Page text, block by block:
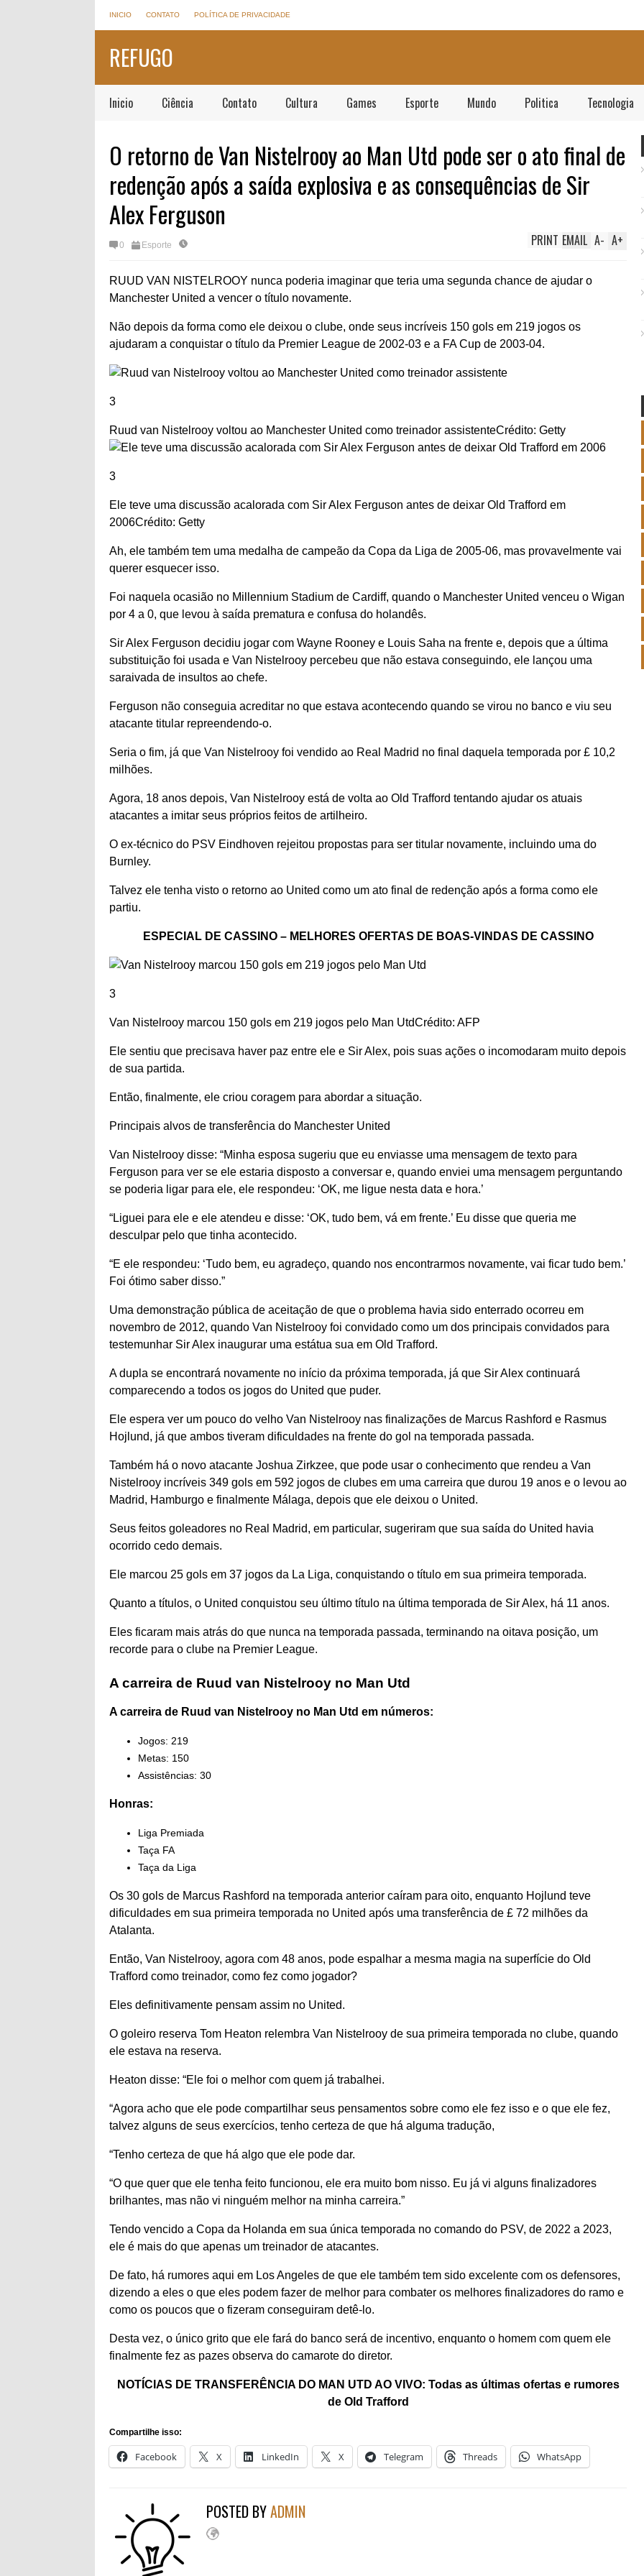
INICIO CONTATO POLÍTICA DE PRIVACIDADE
REFUGO
Inicio Ciência Contato Cultura Games Esporte Mundo Politica Tecnologia
O retorno de Van Nistelrooy ao Man Utd pode ser o ato final de
redenção após a saída explosiva e as consequências de Sir
Alex Ferguson
0 Esporte A+
A-
EMAIL
PRINT
RUUD VAN NISTELROOY nunca poderia imaginar que teria uma segunda chance de ajudar o
Manchester United a vencer o título novamente.
Não depois da forma como ele deixou o clube, onde seus incríveis 150 gols em 219 jogos os
ajudaram a conquistar o título da Premier League de 2002-03 e a FA Cup de 2003-04.
3
Ruud van Nistelrooy voltou ao Manchester United como treinador assistenteCrédito: Getty
3
Ele teve uma discussão acalorada com Sir Alex Ferguson antes de deixar Old Trafford em
2006Crédito: Getty
Ah, ele também tem uma medalha de campeão da Copa da Liga de 2005-06, mas provavelmente vai
querer esquecer isso.
Foi naquela ocasião no Millennium Stadium de Cardiff, quando o Manchester United venceu o Wigan
por 4 a 0, que levou à saída prematura e confusa do holandês.
Sir Alex Ferguson decidiu jogar com Wayne Rooney e Louis Saha na frente e, depois que a última
substituição foi usada e Van Nistelrooy percebeu que não estava conseguindo, ele lançou uma
saraivada de insultos ao chefe.
Ferguson não conseguia acreditar no que estava acontecendo quando se virou no banco e viu seu
atacante titular repreendendo-o.
Seria o fim, já que Van Nistelrooy foi vendido ao Real Madrid no final daquela temporada por £ 10,2
milhões.
Agora, 18 anos depois, Van Nistelrooy está de volta ao Old Trafford tentando ajudar os atuais
atacantes a imitar seus próprios feitos de artilheiro.
O ex-técnico do PSV Eindhoven rejeitou propostas para ser titular novamente, incluindo uma do
Burnley.
Talvez ele tenha visto o retorno ao United como um ato final de redenção após a forma como ele
partiu.
ESPECIAL DE CASSINO – MELHORES OFERTAS DE BOAS-VINDAS DE CASSINO
3
Van Nistelrooy marcou 150 gols em 219 jogos pelo Man UtdCrédito: AFP
Ele sentiu que precisava haver paz entre ele e Sir Alex, pois suas ações o incomodaram muito depois
de sua partida.
Então, finalmente, ele criou coragem para abordar a situação.
Principais alvos de transferência do Manchester United
Van Nistelrooy disse: “Minha esposa sugeriu que eu enviasse uma mensagem de texto para
Ferguson para ver se ele estaria disposto a conversar e, quando enviei uma mensagem perguntando
se poderia ligar para ele, ele respondeu: ‘OK, me ligue nesta data e hora.’
“Liguei para ele e ele atendeu e disse: ‘OK, tudo bem, vá em frente.’ Eu disse que queria me
desculpar pelo que tinha acontecido.
“E ele respondeu: ‘Tudo bem, eu agradeço, quando nos encontrarmos novamente, vai ficar tudo bem.’
Foi ótimo saber disso.”
Uma demonstração pública de aceitação de que o problema havia sido enterrado ocorreu em
novembro de 2012, quando Van Nistelrooy foi convidado como um dos principais convidados para
testemunhar Sir Alex inaugurar uma estátua sua em Old Trafford.
A dupla se encontrará novamente no início da próxima temporada, já que Sir Alex continuará
comparecendo a todos os jogos do United que puder.
Ele espera ver um pouco do velho Van Nistelrooy nas finalizações de Marcus Rashford e Rasmus
Hojlund, já que ambos tiveram dificuldades na frente do gol na temporada passada.
Também há o novo atacante Joshua Zirkzee, que pode usar o conhecimento que rendeu a Van
Nistelrooy incríveis 349 gols em 592 jogos de clubes em uma carreira que durou 19 anos e o levou ao
Madrid, Hamburgo e finalmente Málaga, depois que ele deixou o United.
Seus feitos goleadores no Real Madrid, em particular, sugeriram que sua saída do United havia
ocorrido cedo demais.
Ele marcou 25 gols em 37 jogos da La Liga, conquistando o título em sua primeira temporada.
Quanto a títulos, o United conquistou seu último título na última temporada de Sir Alex, há 11 anos.
Eles ficaram mais atrás do que nunca na temporada passada, terminando na oitava posição, um
recorde para o clube na Premier League.
A carreira de Ruud van Nistelrooy no Man Utd
A carreira de Ruud van Nistelrooy no Man Utd em números:
Jogos: 219
Metas: 150
Assistências: 30
Honras:
Liga Premiada
Taça FA
Taça da Liga
Os 30 gols de Marcus Rashford na temporada anterior caíram para oito, enquanto Hojlund teve
dificuldades em sua primeira temporada no United após uma transferência de £ 72 milhões da
Atalanta.
Então, Van Nistelrooy, agora com 48 anos, pode espalhar a mesma magia na superfície do Old
Trafford como treinador, como fez como jogador?
Eles definitivamente pensam assim no United.
O goleiro reserva Tom Heaton relembra Van Nistelrooy de sua primeira temporada no clube, quando
ele estava na reserva.
Heaton disse: “Ele foi o melhor com quem já trabalhei.
“Agora acho que ele pode compartilhar seus pensamentos sobre como ele fez isso e o que ele fez,
talvez alguns de seus exercícios, tenho certeza de que há alguma tradução,
“Tenho certeza de que há algo que ele pode dar.
“O que quer que ele tenha feito funcionou, ele era muito bom nisso. Eu já vi alguns finalizadores
brilhantes, mas não vi ninguém melhor na minha carreira.”
Tendo vencido a Copa da Holanda em sua única temporada no comando do PSV, de 2022 a 2023,
ele é mais do que apenas um treinador de atacantes.
De fato, há rumores aqui em Los Angeles de que ele também tem sido excelente com os defensores,
dizendo a eles o que eles podem fazer de melhor para combater os melhores finalizadores do ramo e
como os poucos que o fizeram conseguiram detê-lo.
Desta vez, o único grito que ele fará do banco será de incentivo, enquanto o homem com quem ele
finalmente fez as pazes observa do camarote do diretor.
NOTÍCIAS DE TRANSFERÊNCIA DO MAN UTD AO VIVO: Todas as últimas ofertas e rumores
de Old Trafford
Compartilhe isso:
Facebook X LinkedIn X Telegram Threads WhatsApp
POSTED BYADMIN